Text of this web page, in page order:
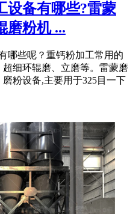
设备有哪些?雷蒙
磨粉机 ...
哪些呢？重钙粉加工常用的
细环辊磨、立磨等。雷蒙磨
粉设备,主要用于325目一下